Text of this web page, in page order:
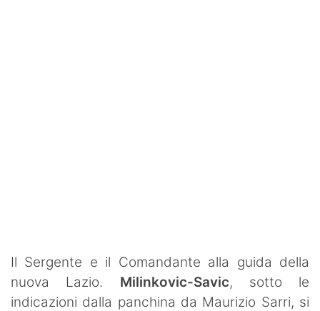
Contatti
Il Sergente e il Comandante alla guida della
nuova Lazio. Milinkovic-Savic, sotto le
indicazioni dalla panchina da Maurizio Sarri, si